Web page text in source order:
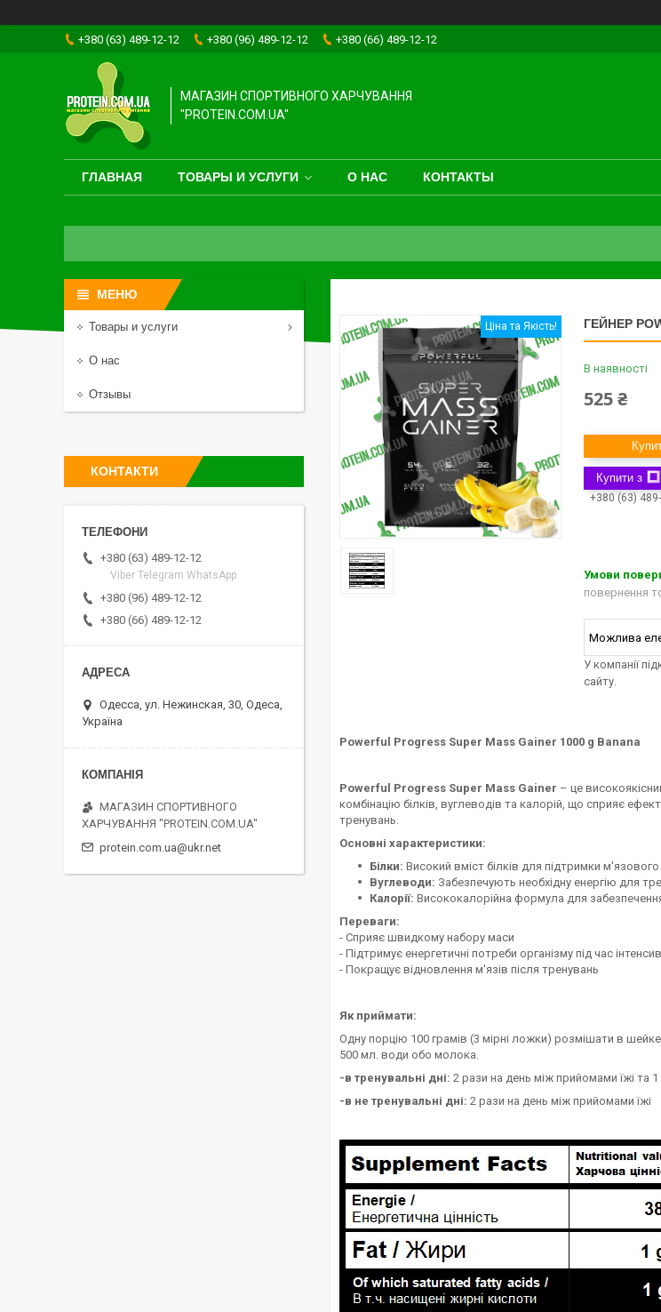
+380 (63) 489-12-12 +380 (96) 489-12-12 +380 (66) 489-12-12
МАГАЗИН СПОРТИВНОГО ХАРЧУВАННЯ
"PROTEIN.COM.UA"
ГЛАВНАЯ ТОВАРЫ И УСЛУГИ О НАС КОНТАКТЫ
Ціна та Якість! ГЕЙНЕР
В наявності
525 ₴
Купити з
+380 (63)
повернення
У компанії
сайту.
Powerful Progress Super Mass Gainer 1000 g Banana
Powerful Progress Super Mass Gainer – це
комбінацію білків, вуглеводів та калорій, що сприяє
тренувань.
Основні характеристики:
Білки: Високий вміст білків для підтримки
Вуглеводи: Забезпечують необхідну енергію для
Калорії: Висококалорійна формула для
Переваги:
- Сприяє швидкому набору маси
- Підтримує енергетичні потреби організму під час
- Покращує відновлення м'язів після тренувань
Як приймати:
Одну порцію 100 грамів (3 мірні ложки) розмішати в
500 мл. води обо молока.
-в тренувальні дні: 2 рази на день між прийомами їжі та
-в не тренувальні дні: 2 рази на день між прийомами їжі
Товары и услуги
О нас
Отзывы
КОНТАКТИ
+380 (63) 489-12-12
Viber Telegram WhatsApp
+380 (96) 489-12-12
+380 (66) 489-12-12
Одесса, ул. Нежинская, 30, Одеса,
Україна
МАГАЗИН СПОРТИВНОГО
ХАРЧУВАННЯ "PROTEIN.COM.UA"
protein.com.ua@ukr.net